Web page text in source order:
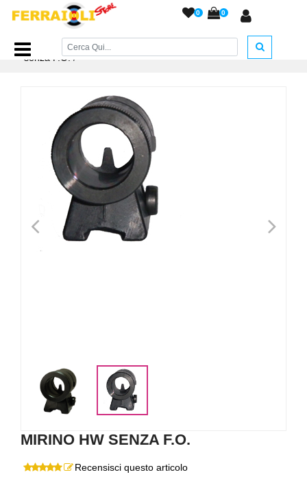
0 0
Home Page/RICAMBI/Tacche di Mira e Mirini/Mirino HW
senza F.O./
< >
MIRINO HW SENZA F.O.
Recensisci questo articolo